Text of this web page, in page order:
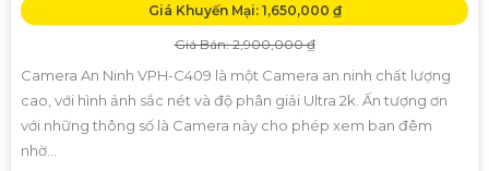
Giá Khuyến Mại: 1,650,000 ₫
Giá Bán: 2,900,000 ₫
Camera An Ninh VPH-C409 là một Camera an ninh chất lượng
cao, với hình ảnh sắc nét và độ phân giải Ultra 2k. Ấn tượng ơn
với những thông số là Camera này cho phép xem ban đêm
nhờ...